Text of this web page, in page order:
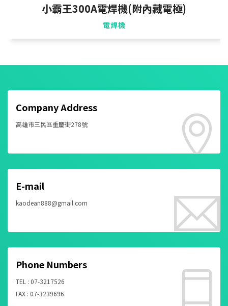
小霸王300A電焊機(附內藏電極)
電焊機
Company Address
高雄市三民區重慶街278號
E-mail
kaodean888@gmail.com
Phone Numbers
TEL : 07-3217526
FAX : 07-3239696